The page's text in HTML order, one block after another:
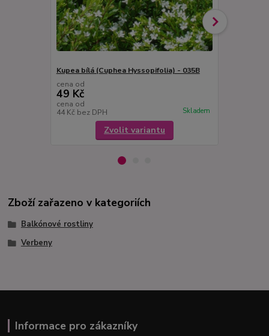
Kupea bílá (Cuphea Hyssopifolia) - 035B
cena od
49 Kč
cena od
44 Kč bez DPH Skladem
Zvolit variantu
Zboží zařazeno v kategoriích
Balkónové rostliny
Verbeny
Informace pro zákazníky